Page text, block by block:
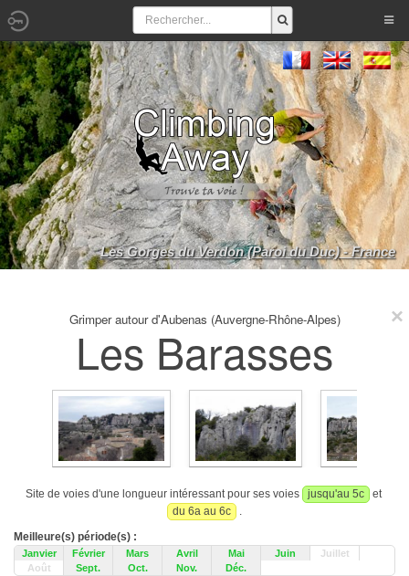
Les Gorges du Verdon (Paroi du Duc) - France
Grimper autour d'Aubenas (Auvergne-Rhône-Alpes)
Les Barasses
Site de voies d'une longueur intéressant pour ses voies jusqu'au 5c
et
du 6a au 6c
.
Meilleure(s) période(s) :
Janvier Février Mars Avril Mai Juin
Juillet
Août
Sept. Oct. Nov. Déc.